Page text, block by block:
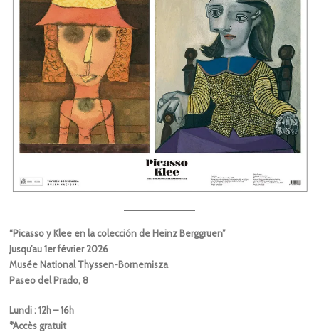
“Picasso y Klee en la colección de Heinz Berggruen”
Jusqu’au 1er février 2026
Musée National Thyssen-Bornemisza
Paseo del Prado, 8
Lundi : 12h – 16h
*Accès gratuit